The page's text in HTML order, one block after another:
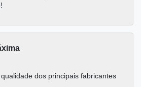
dos principais fabricantes